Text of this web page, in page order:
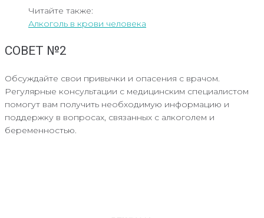
Читайте также:
Алкоголь в крови человека
СОВЕТ №2
Обсуждайте свои привычки и опасения с врачом.
Регулярные консультации с медицинским специалистом
помогут вам получить необходимую информацию и
поддержку в вопросах, связанных с алкоголем и
беременностью.